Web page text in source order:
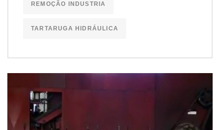
REMOÇÃO INDUSTRIA
TARTARUGA HIDRÁULICA